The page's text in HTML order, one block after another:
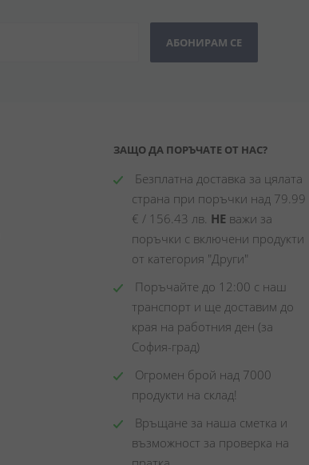
АБОНИРАМ СЕ
ЗАЩО ДА ПОРЪЧАТЕ ОТ НАС?
Безплатна доставка за цялата
страна при поръчки над 79.99
€ / 156.43 лв. НЕ важи за
поръчки с включени продукти
от категория "Други"
Поръчайте до 12:00 с наш
транспорт и ще доставим до
края на работния ден (за
София-град)
Огромен брой над 7000
продукти на склад!
Връщане за наша сметка и
възможност за проверка на